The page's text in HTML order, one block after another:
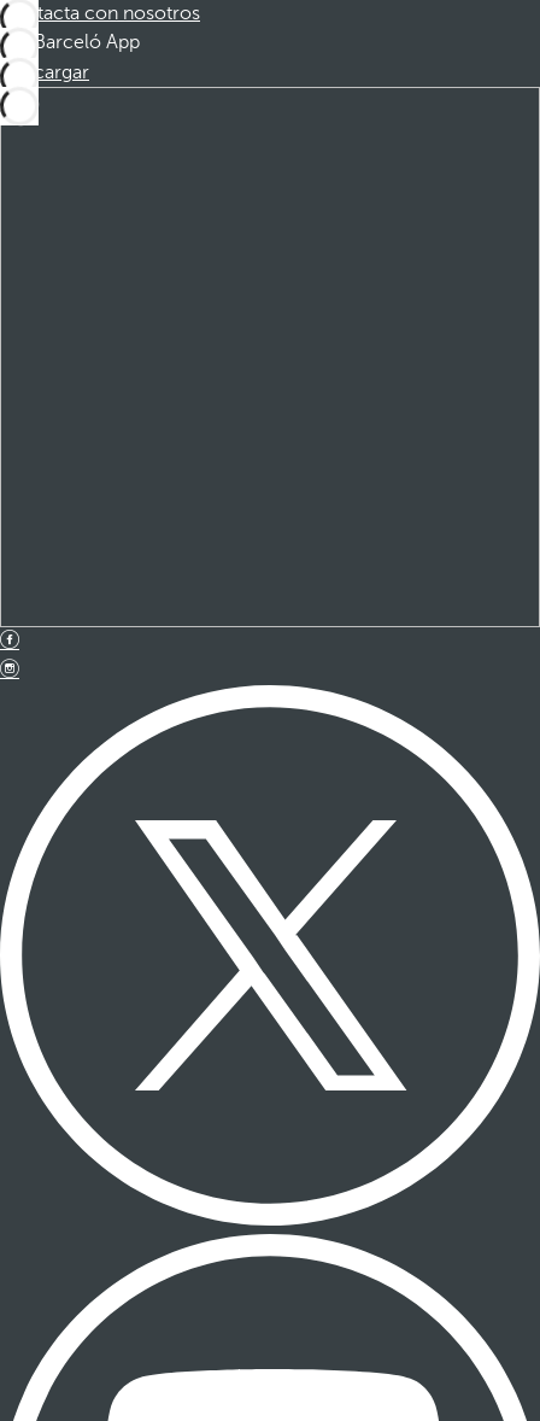
Contacta con nosotros
Barceló App
Descargar